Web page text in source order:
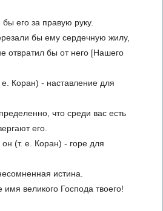
его за правую руку.
бы ему сердечную жилу,
отвратил бы от него [Нашего
е. Коран) - наставление для
что среди вас есть
его.
(т. е. Коран) - горе для
истина.
имя великого Господа твоего!